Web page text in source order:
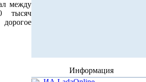
между
тысяч
Информация